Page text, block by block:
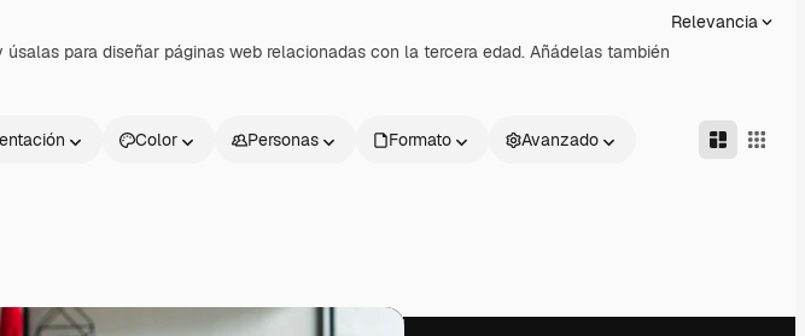
para diseñar páginas web relacionadas con la tercera edad. Añádelas también
Relevancia
Color Personas Formato Avanzado